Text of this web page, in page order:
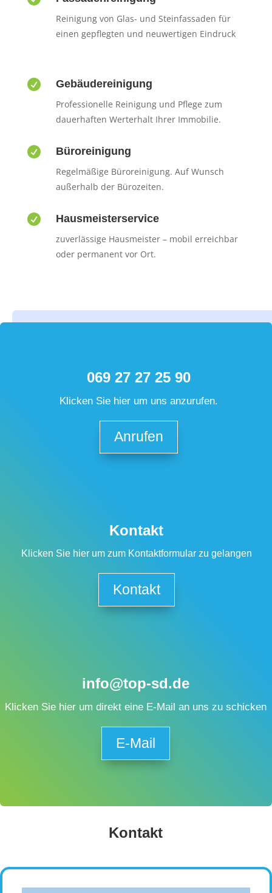
Reinigung von Glas- und Steinfassaden für
einen gepflegten und neuwertigen Eindruck
 Gebäudereinigung
Professionelle Reinigung und Pflege zum
dauerhaften Werterhalt Ihrer Immobilie.
 Büroreinigung
Regelmäßige Büroreinigung. Auf Wunsch
außerhalb der Bürozeiten.
 Hausmeisterservice
zuverlässige Hausmeister – mobil erreichbar
oder permanent vor Ort.
069 27 27 25 90
Klicken Sie hier um uns anzurufen.
Anrufen
Kontakt
Klicken Sie hier um zum Kontaktformular zu gelangen
Kontakt
info@top-sd.de
Klicken Sie hier um direkt eine E-Mail an uns zu schicken
E-Mail
Kontakt